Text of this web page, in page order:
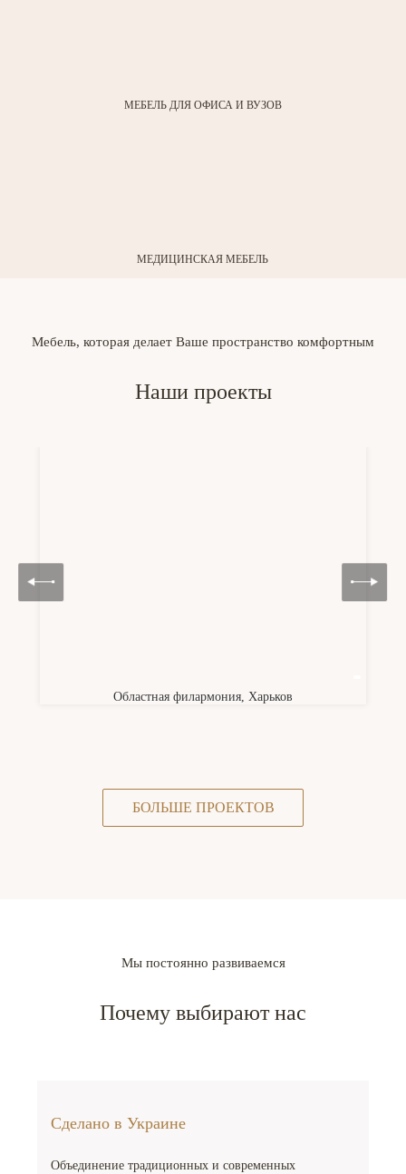
МЕБЕЛЬ ДЛЯ ОФИСА И ВУЗОВ
МЕДИЦИНСКАЯ МЕБЕЛЬ
Мебель, которая делает Ваше пространство комфортным
Наши проекты
Областная филармония, Харьков
БОЛЬШЕ ПРОЕКТОВ
Мы постоянно развиваемся
Почему выбирают нас
Сделано в Украине
Объединение традиционных и современных